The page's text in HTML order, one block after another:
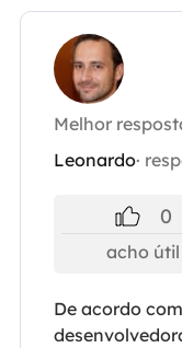
Melhor
Leonardo·
0
acho útil
De acordo com